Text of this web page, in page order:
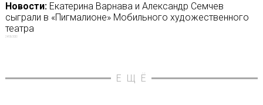
Новости:Екатерина Варнава и Александр Семчев
сыграли в «Пигмалионе» Мобильного художественного
театра
24/06/2020
ЕЩЁ